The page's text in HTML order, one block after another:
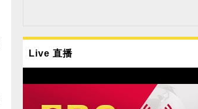
Live 直播